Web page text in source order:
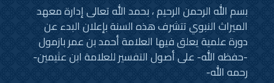
بسم الله الرحمن الرحيم ، بحمد الله تعالى إدارة معهد
الميراث النبوي تتشرف هذه السنة بإعلان البدء عن
دورة علمية يعلق فيها العلامة أحمد بن عمر بازمول
-حفظه الله- على أصول التفسير للعلامة ابن عثيمين-
رحمه الله-